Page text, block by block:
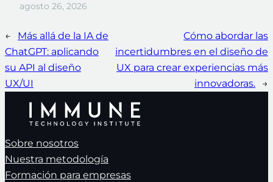
agosto 26, 2026
←
Más allá de la IA de
ChatGPT: aplicando
su API al diseño
UX/UI
Cómo abordar las
incertidumbres en el diseño de
UX para crear experiencias más
innovadoras.
→
Sobre nosotros
Nuestra metodología
Formación para empresas